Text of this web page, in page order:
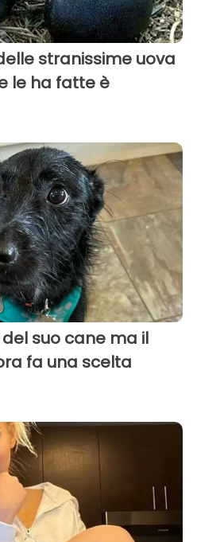
stranissime uova
le ha fatte è
suo cane ma il
fa una scelta